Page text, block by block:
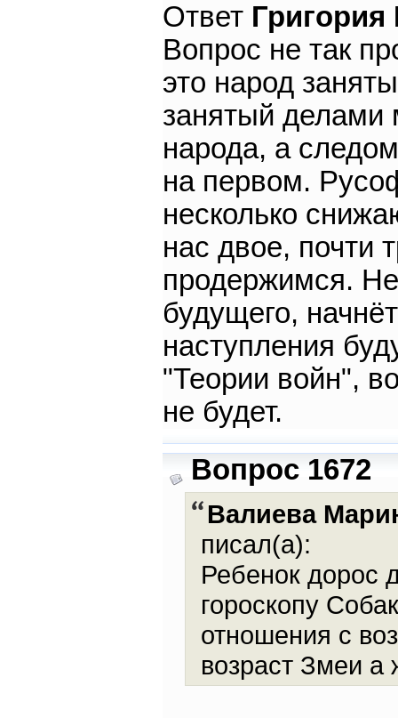
Ответ
Вопрос не так
это народ
занятый делами
народа, а
на первом.
несколько
нас двое, почти
продержимся.
будущего,
наступления
"Теории войн",
не будет.
Вопрос 1672
Валиева
писал(а):
Ребенок дорос
гороскопу
отношения с
возраст Змеи а